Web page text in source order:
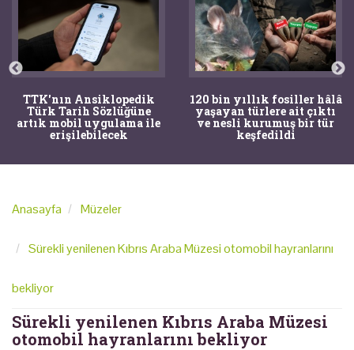
TTK'nın Ansiklopedik
Türk Tarih Sözlüğüne
artık mobil uygulama ile
erişilebilecek
120 bin yıllık fosiller hâlâ
yaşayan türlere ait çıktı
ve nesli kurumuş bir tür
keşfedildi
Anasayfa Müzeler
Sürekli yenilenen Kıbrıs Araba Müzesi otomobil hayranlarını
bekliyor
Sürekli yenilenen Kıbrıs Araba Müzesi
otomobil hayranlarını bekliyor